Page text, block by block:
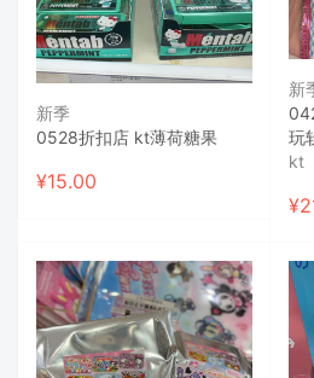
新季
0528折扣店 kt薄荷糖果
¥15.00
新
玩
kt
¥